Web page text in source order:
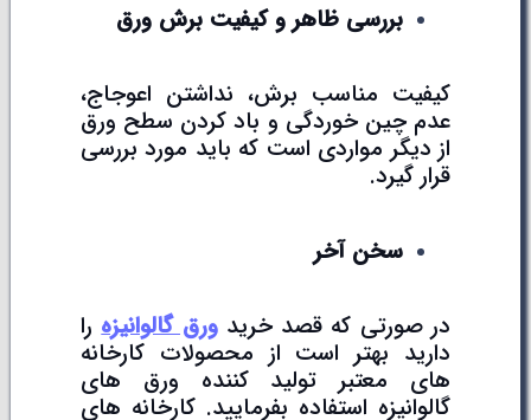
بررسی ظاهر و کیفیت برش ورق
کیفیت مناسب برش، نداشتن اعوجاج،
عدم چین خوردگی و باد کردن سطح ورق
از دیگر مواردی است که باید مورد بررسی
قرار گیرد.
سخن آخر
در صورتی که قصد خریدورق گالوانیزه را
دارید بهتر است از محصولات کارخانه
های معتبر تولید کننده ورق های
گالوانیزه استفاده بفرمایید. کارخانه های